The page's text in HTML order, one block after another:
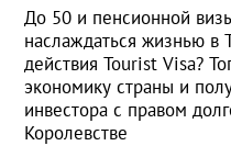
До 50 и пенсионной
наслаждаться жизнью в
действия Tourist Visa?
экономику страны и
инвестора с правом
Королевстве